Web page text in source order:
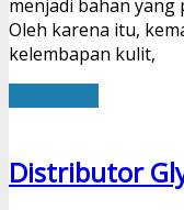
menjadi bahan
Oleh karena itu,
kelembapan kulit,
Distributor